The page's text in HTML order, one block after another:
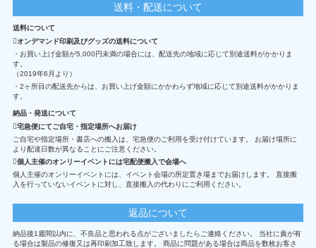
送料・配送について
送料について
オンデマンド印刷及びグッズの送料について
・お買い上げ金額が5,000円未満の場合には、配送先の地域に応じて別途送料がかかりま
す。
（2019年6月より）
・2ヶ所目の配送先からは、お買い上げ金額にかかわらず地域に応じて別途送料がかかりま
す。
納品・発送について
宅急便にてご自宅・指定場所へお届け
ご自宅や指定場所・書店への搬入は、宅急便のご利用を受け付けています。 お届け場所に
より配達日数が異なることにご注意ください。
個人主催のオンリーイベントには宅配便搬入で会場へ
個人主催のオンリーイベントには、イベント会場の所定置き場までお届けします。 直接搬
入を行っていないイベントに対し、直接搬入の代わりにご利用ください。
返品について
納品後1週間以内に、不良品と思われる点がございましたらご連絡ください。 当社に責が有
る場合は製品の修復又は再印刷加工致します。 商品に問題がある場合は商品を数枚お客さ